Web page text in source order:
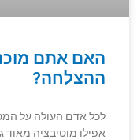
האם אתם
ההצלחה?
לכל אדם העולה על
אפילו מוטיבציה מאוד